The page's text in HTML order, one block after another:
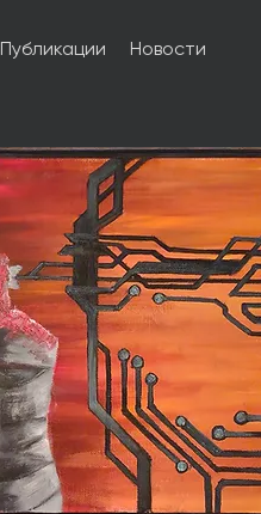
Публикации Новости